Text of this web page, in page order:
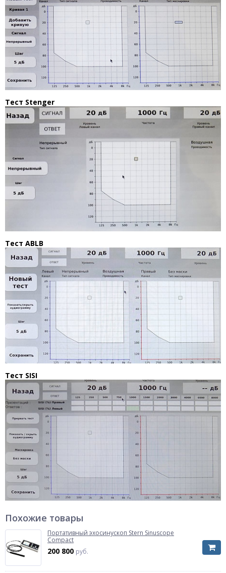
Тест Stenger
Тест ABLB
Тест SISI
Похожие товары
Портативный эхосинускоп Stern Sinuscope
Compact
200 800 руб.